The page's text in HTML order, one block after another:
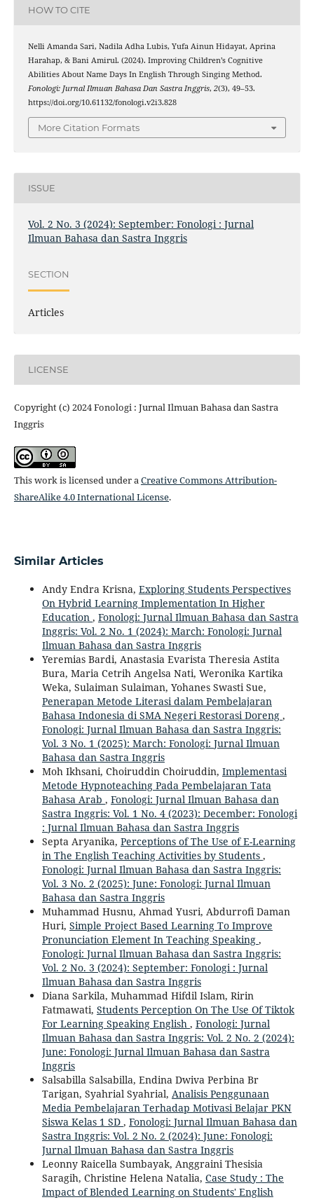
HOW TO CITE
Nelli Amanda Sari, Nadila Adha Lubis, Yufa Ainun Hidayat, Aprina
Harahap, & Bani Amirul. (2024). Improving Children’s Cognitive
Abilities About Name Days In English Through Singing Method.
Fonologi: Jurnal Ilmuan Bahasa Dan Sastra Inggris, 2(3), 49–53.
https://doi.org/10.61132/fonologi.v2i3.828
More Citation Formats
ISSUE
Vol. 2 No. 3 (2024): September: Fonologi : Jurnal
Ilmuan Bahasa dan Sastra Inggris
SECTION
Articles
LICENSE
Copyright (c) 2024 Fonologi : Jurnal Ilmuan Bahasa dan Sastra
Inggris
This work is licensed under aCreative Commons Attribution-
ShareAlike 4.0 International License.
Similar Articles
Andy Endra Krisna, Exploring Students Perspectives
On Hybrid Learning Implementation In Higher
Education , Fonologi: Jurnal Ilmuan Bahasa dan Sastra
Inggris: Vol. 2 No. 1 (2024): March: Fonologi: Jurnal
Ilmuan Bahasa dan Sastra Inggris
Yeremias Bardi, Anastasia Evarista Theresia Astita
Bura, Maria Cetrih Angelsa Nati, Weronika Kartika
Weka, Sulaiman Sulaiman, Yohanes Swasti Sue,
Penerapan Metode Literasi dalam Pembelajaran
Bahasa Indonesia di SMA Negeri Restorasi Doreng ,
Fonologi: Jurnal Ilmuan Bahasa dan Sastra Inggris:
Vol. 3 No. 1 (2025): March: Fonologi: Jurnal Ilmuan
Bahasa dan Sastra Inggris
Moh Ikhsani, Choiruddin Choiruddin, Implementasi
Metode Hypnoteaching Pada Pembelajaran Tata
Bahasa Arab , Fonologi: Jurnal Ilmuan Bahasa dan
Sastra Inggris: Vol. 1 No. 4 (2023): December: Fonologi
: Jurnal Ilmuan Bahasa dan Sastra Inggris
Septa Aryanika, Perceptions of The Use of E-Learning
in The English Teaching Activities by Students ,
Fonologi: Jurnal Ilmuan Bahasa dan Sastra Inggris:
Vol. 3 No. 2 (2025): June: Fonologi: Jurnal Ilmuan
Bahasa dan Sastra Inggris
Muhammad Husnu, Ahmad Yusri, Abdurrofi Daman
Huri, Simple Project Based Learning To Improve
Pronunciation Element In Teaching Speaking ,
Fonologi: Jurnal Ilmuan Bahasa dan Sastra Inggris:
Vol. 2 No. 3 (2024): September: Fonologi : Jurnal
Ilmuan Bahasa dan Sastra Inggris
Diana Sarkila, Muhammad Hifdil Islam, Ririn
Fatmawati, Students Perception On The Use Of Tiktok
For Learning Speaking English , Fonologi: Jurnal
Ilmuan Bahasa dan Sastra Inggris: Vol. 2 No. 2 (2024):
June: Fonologi: Jurnal Ilmuan Bahasa dan Sastra
Inggris
Salsabilla Salsabilla, Endina Dwiva Perbina Br
Tarigan, Syahrial Syahrial, Analisis Penggunaan
Media Pembelajaran Terhadap Motivasi Belajar PKN
Siswa Kelas 1 SD , Fonologi: Jurnal Ilmuan Bahasa dan
Sastra Inggris: Vol. 2 No. 2 (2024): June: Fonologi:
Jurnal Ilmuan Bahasa dan Sastra Inggris
Leonny Raicella Sumbayak, Anggraini Thesisia
Saragih, Christine Helena Natalia, Case Study : The
Impact of Blended Learning on Students' English